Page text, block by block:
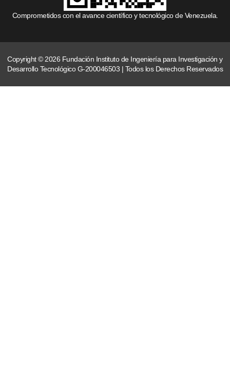
Comprometidos con el avance científico y tecnológico de Venezuela.
Copyright © 2026 Fundación Instituto de Ingeniería para Investigación y
Desarrollo Tecnológico G-200046503 | Todos los Derechos Reservados